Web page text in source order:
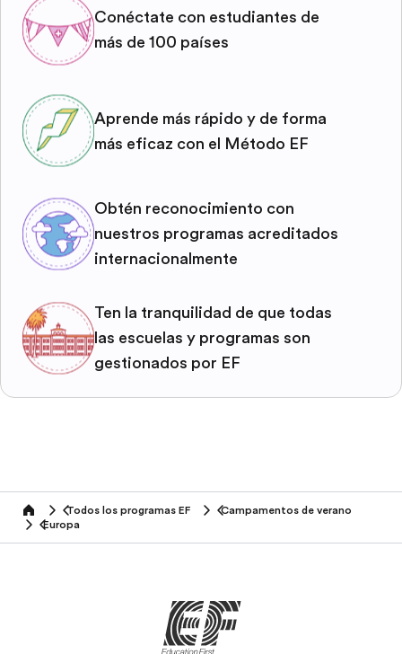
Conéctate con estudiantes de
más de 100 países
Aprende más rápido y de forma
más eficaz con el Método EF
Obtén reconocimiento con
nuestros programas acreditados
internacionalmente
Ten la tranquilidad de que todas
las escuelas y programas son
gestionados por EF
home Todos los programas EF
Campamentos de verano
Europa